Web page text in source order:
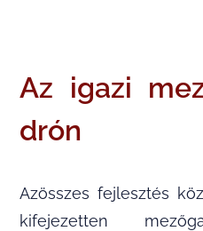
Az igazi
drón
Azösszes fejlesztés
kifejezetten